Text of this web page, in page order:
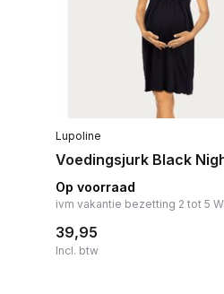
Lupoline
Voedingsjurk Black
Op voorraad
ivm vakantie bezetting 2 tot 5
39,95
Incl. btw